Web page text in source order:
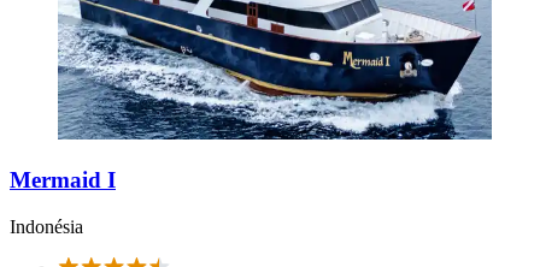
Mermaid I
Indonésia